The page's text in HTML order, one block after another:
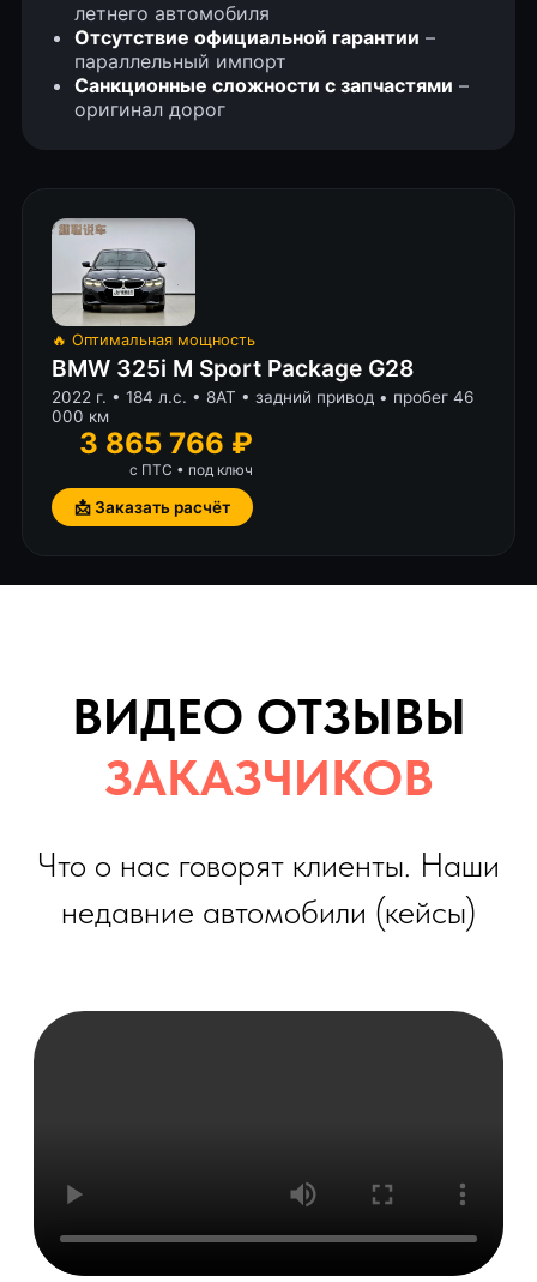
летнего автомобиля
Отсутствие официальной гарантии –
параллельный импорт
Санкционные сложности с запчастями –
оригинал дорог
🔥 Оптимальная мощность
BMW 325i M Sport Package G28
2022 г. • 184 л.с. • 8AT • задний привод • пробег 46
000 км
3 865 766 ₽
с ПТС • под ключ
📩 Заказать расчёт
ЗАКАЗЧИКОВ
Что о нас говорят клиенты. Наши
недавние автомобили (кейсы)